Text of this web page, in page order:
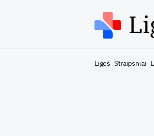
Ligos Straipsniai